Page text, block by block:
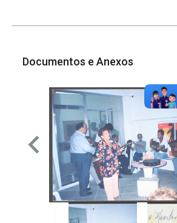
Documentos e Anexos